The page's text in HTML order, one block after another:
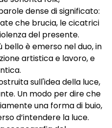
dense di significato:
che brucia, le cicatrici
del presente.
è emerso nel duo, in
artistica e lavoro, e
sull'idea della luce,
Un modo per dire che
una forma di buio,
d’intendere la luce.